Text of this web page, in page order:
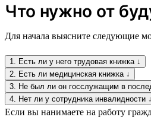
Что нужно от
Для начала выясните следующие
1. Есть ли у него трудовая книжка ↓
2. Есть ли медицинская книжка ↓
3. Не был ли он госслужащим в
4. Нет ли у сотрудника инвалидности ↓
Если вы нанимаете на работу